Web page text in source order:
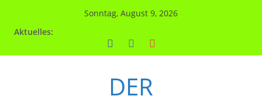
Sonntag, August 9, 2026
Aktuelles:
DER